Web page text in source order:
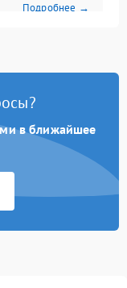
Подробнее →
Подробнее →
Подробнее →
в ближайшее